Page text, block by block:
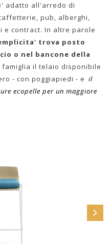
adatto all'arredo di
pub, alberghi,
contract. In altre parole
trova posto
o nel bancone della
famiglia il telaio disponibile
- con poggiapiedi - e il
ecopelle per un maggiore